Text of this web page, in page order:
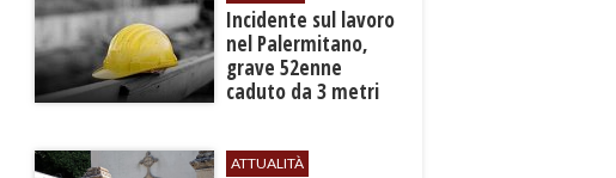
​Incidente sul lavoro
nel Palermitano,
grave 52enne
caduto da 3 metri
ATTUALITÀ